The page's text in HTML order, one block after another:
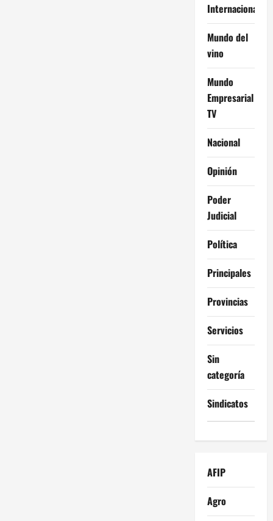
Internacional
Mundo del
vino
Mundo
Empresarial
TV
Nacional
Opinión
Poder
Judicial
Política
Principales
Provincias
Servicios
Sin
categoría
Sindicatos
AFIP
Agro